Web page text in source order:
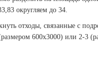
округляем до 34.
отходы, связанные с
600х3000) или 2-3